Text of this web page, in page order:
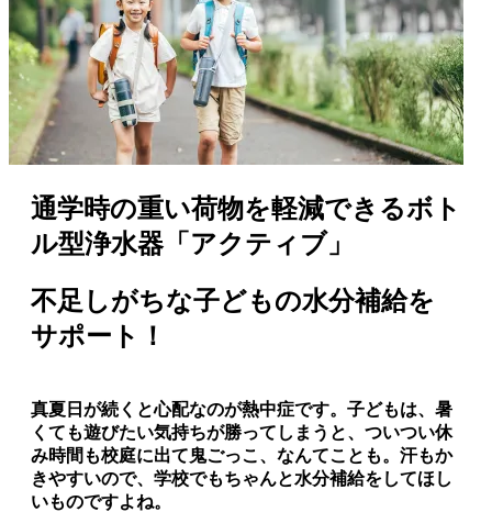
通学時の重い荷物を軽減できるボト
ル型浄水器「アクティブ」
不足しがちな子どもの水分補給を
サポート！
真夏日が続くと心配なのが熱中症です。子どもは、暑
くても遊びたい気持ちが勝ってしまうと、ついつい休
み時間も校庭に出て鬼ごっこ、なんてことも。汗もか
きやすいので、学校でもちゃんと水分補給をしてほし
いものですよね。